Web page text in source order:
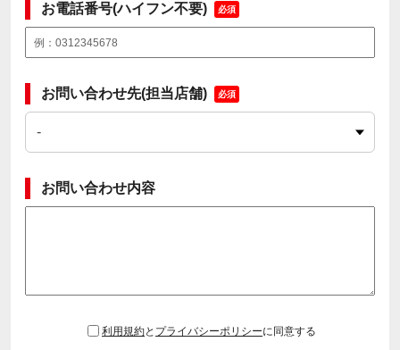
お電話番号(ハイフン不要) 必須
お問い合わせ先(担当店舗) 必須
お問い合わせ内容
利用規約と プライバシーポリシーに同意する